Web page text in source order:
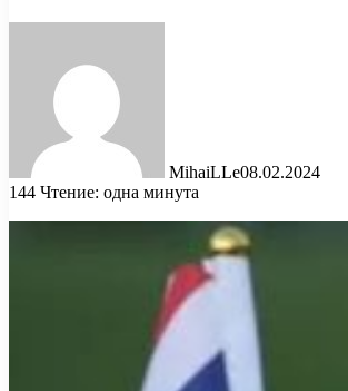
MihaiLLe08.02.2024
144 Чтение: одна минута